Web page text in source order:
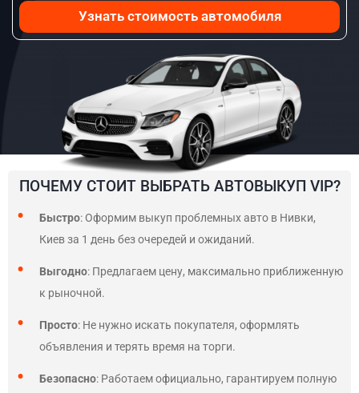
Узнать стоимость автомобиля
ПОЧЕМУ СТОИТ ВЫБРАТЬ АВТОВЫКУП VIP?
Быстро: Оформим выкуп проблемных авто в Нивки,
Киев за 1 день без очередей и ожиданий.
Выгодно: Предлагаем цену, максимально приближенную
к рыночной.
Просто: Не нужно искать покупателя, оформлять
объявления и терять время на торги.
Безопасно: Работаем официально, гарантируем полную